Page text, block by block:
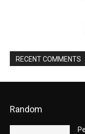
RECENT COMMENTS
Random